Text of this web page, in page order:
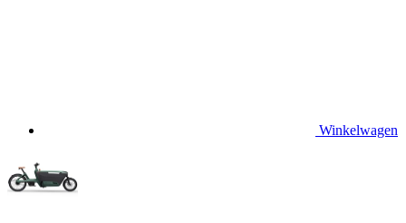
Winkelwagen